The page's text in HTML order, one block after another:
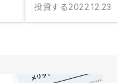
投資する2022.12.23